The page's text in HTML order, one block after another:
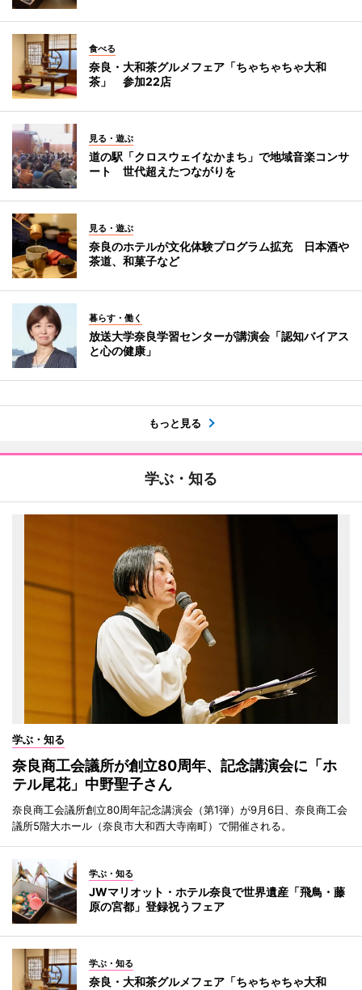
食べる
奈良・大和茶グルメフェア「ちゃちゃちゃ大和
茶」 参加22店
見る・遊ぶ
道の駅「クロスウェイなかまち」で地域音楽コンサ
ート 世代超えたつながりを
見る・遊ぶ
奈良のホテルが文化体験プログラム拡充 日本酒や
茶道、和菓子など
暮らす・働く
放送大学奈良学習センターが講演会「認知バイアス
と心の健康」
もっと見る
学ぶ・知る
学ぶ・知る
奈良商工会議所が創立80周年、記念講演会に「ホ
テル尾花」中野聖子さん
奈良商工会議所創立80周年記念講演会（第1弾）が9月6日、奈良商工会
議所5階大ホール（奈良市大和西大寺南町）で開催される。
学ぶ・知る
JWマリオット・ホテル奈良で世界遺産「飛鳥・藤
原の宮都」登録祝うフェア
学ぶ・知る
奈良・大和茶グルメフェア「ちゃちゃちゃ大和